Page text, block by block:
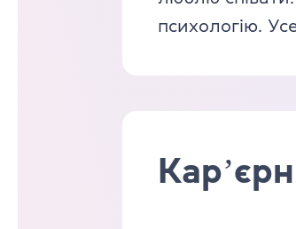
психологію.